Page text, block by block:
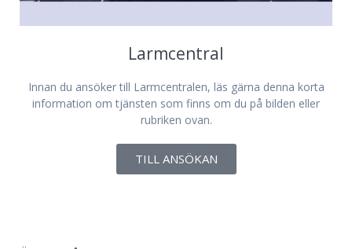
Larmcentral
Innan du ansöker till Larmcentralen, läs gärna denna korta
information om tjänsten som finns om du på bilden eller
rubriken ovan.
TILL ANSÖKAN